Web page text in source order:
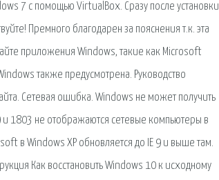
7 с помощью VirtualBox. Сразу после установки
Премного благодарен за пояснения т.к. эта
приложения Windows, такие как Microsoft
также предусмотрена. Руководство
Сетевая ошибка. Windows не может получить
и 1803 не отображаются сетевые компьютеры в
в Windows XP обновляется до IE 9 и выше там.
Как восстановить Windows 10 к исходному